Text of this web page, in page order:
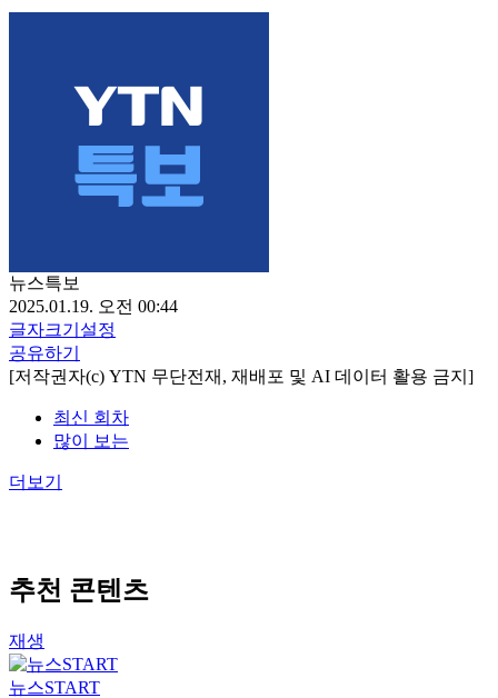
뉴스특보
2025.01.19. 오전 00:44
글자크기설정
공유하기
[저작권자(c) YTN 무단전재, 재배포 및 AI 데이터 활용 금지]
최신 회차
많이 보는
더보기
추천 콘텐츠
재생
뉴스START